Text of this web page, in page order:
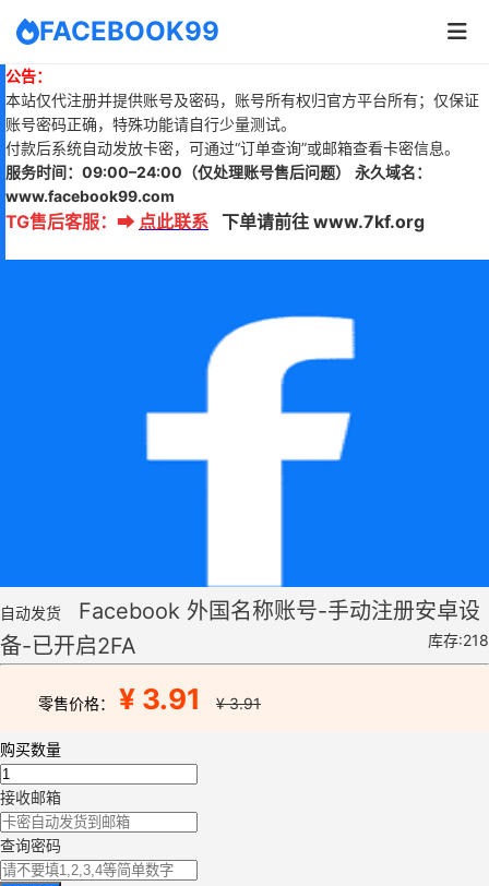
FACEBOOK99
公告：
本站仅代注册并提供账号及密码，账号所有权归官方平台所有；仅保证
账号密码正确，特殊功能请自行少量测试。
付款后系统自动发放卡密，可通过“订单查询”或邮箱查看卡密信息。
服务时间： 09:00–24:00 （仅处理账号售后问题）
永久域名：
www.facebook99.com
TG售后客服： ➡ 点此联系 下单请前往 www.7kf.org
自动发货
Facebook 外国名称账号-手动注册安卓设
备-已开启2FA
库存:218
零售价格： ¥ 3.91 ¥ 3.91
购买数量
接收邮箱
查询密码